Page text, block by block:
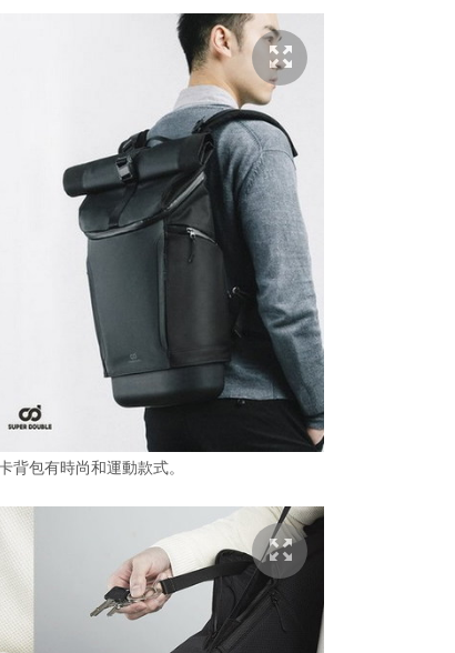
背包有時尚和運動款式。